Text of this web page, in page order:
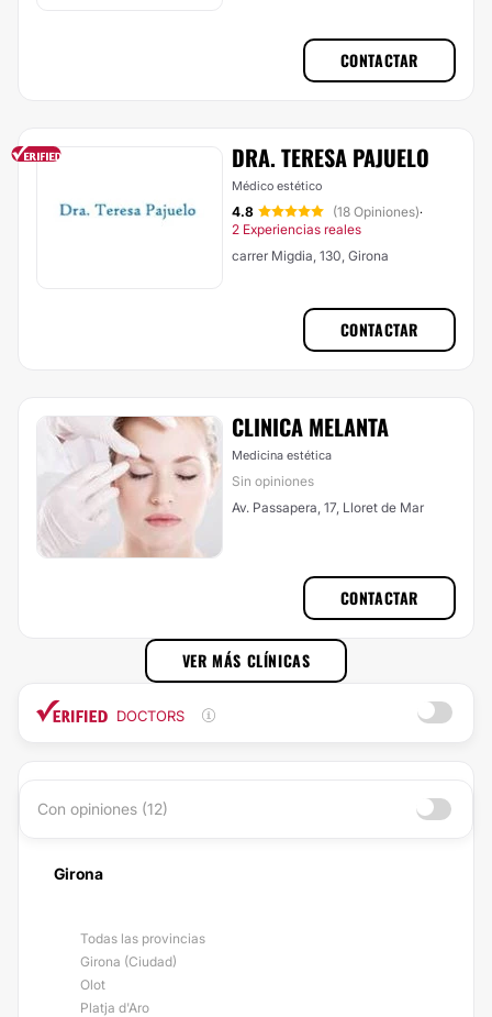
CONTACTAR
DRA. TERESA PAJUELO
Médico estético
4.8 (18 Opiniones)·
2 Experiencias reales
carrer Migdia, 130, Girona
CONTACTAR
CLINICA MELANTA
Medicina estética
Sin opiniones
Av. Passapera, 17, Lloret de Mar
CONTACTAR
VER MÁS CLÍNICAS
DOCTORS
Con opiniones (12)
Girona
Todas las provincias
Girona (Ciudad)
Olot
Platja d'Aro